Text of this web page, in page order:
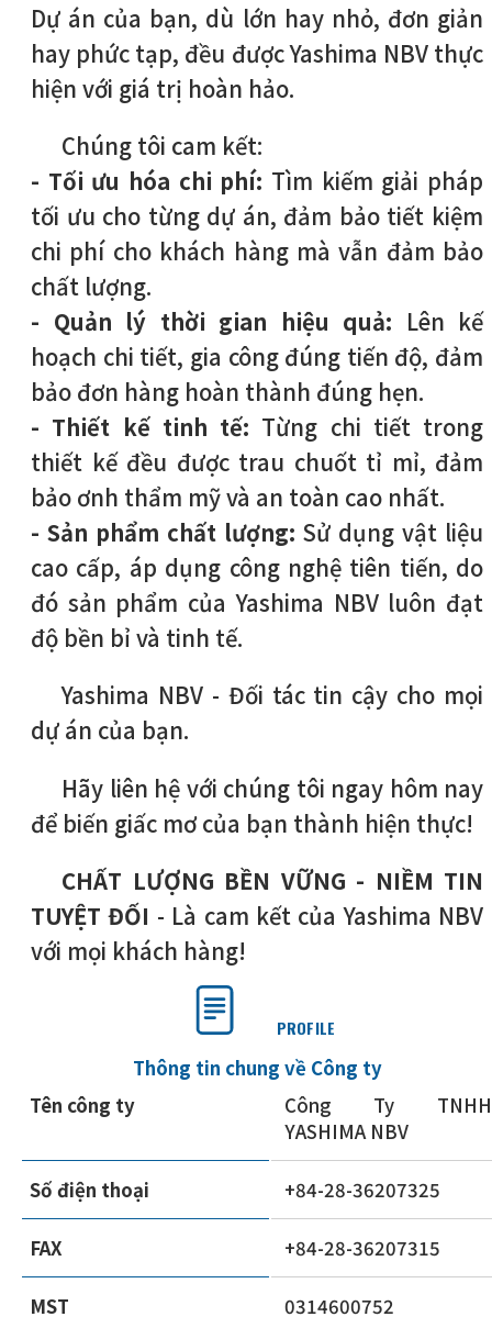
Dự án của bạn, dù lớn hay nhỏ, đơn giản
hay phức tạp, đều được Yashima NBV thực
hiện với giá trị hoàn hảo.
Chúng tôi cam kết:
- Tối ưu hóa chi phí: Tìm kiếm giải pháp
tối ưu cho từng dự án, đảm bảo tiết kiệm
chi phí cho khách hàng mà vẫn đảm bảo
chất lượng.
- Quản lý thời gian hiệu quả: Lên kế
hoạch chi tiết, gia công đúng tiến độ, đảm
bảo đơn hàng hoàn thành đúng hẹn.
- Thiết kế tinh tế: Từng chi tiết trong
thiết kế đều được trau chuốt tỉ mỉ, đảm
bảo ơnh thẩm mỹ và an toàn cao nhất.
- Sản phẩm chất lượng: Sử dụng vật liệu
cao cấp, áp dụng công nghệ tiên tiến, do
đó sản phẩm của Yashima NBV luôn đạt
độ bền bỉ và tinh tế.
Yashima NBV - Đối tác tin cậy cho mọi
dự án của bạn.
Hãy liên hệ với chúng tôi ngay hôm nay
để biến giấc mơ của bạn thành hiện thực!
CHẤT LƯỢNG BỀN VỮNG - NIỀM TIN
TUYỆT ĐỐI - Là cam kết của Yashima NBV
với mọi khách hàng!
PROFILE
Thông tin chung về Công ty
Tên công ty
Công Ty TNHH
YASHIMA NBV
Số điện thoại +84-28-36207325
FAX +84-28-36207315
MST 0314600752